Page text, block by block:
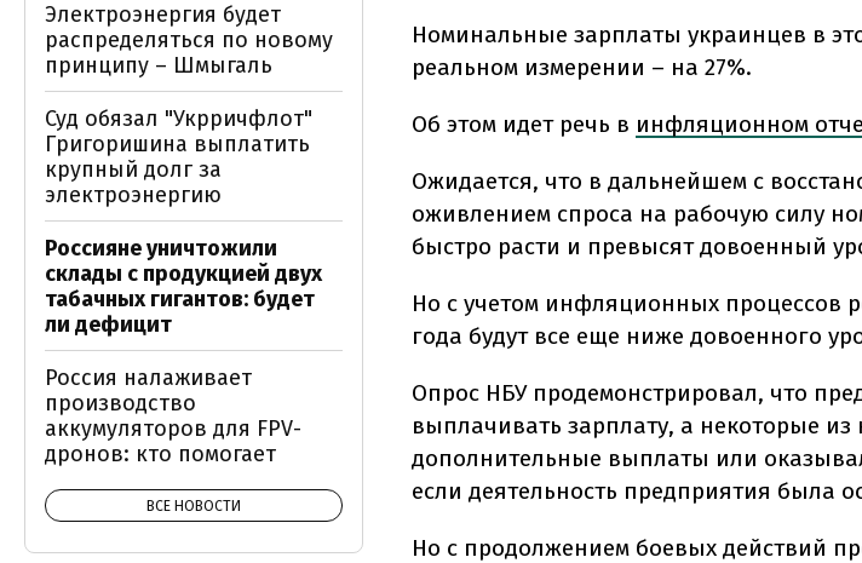
Номинальные зарплаты украинцев в
реальном измерении – на 27%.
Об этом идет речь в инфляционном
Ожидается, что в дальнейшем с
оживлением спроса на рабочую силу
быстро расти и превысят довоенный
Но с учетом инфляционных процессов
года будут все еще ниже довоенного
Опрос НБУ продемонстрировал, что
выплачивать зарплату, а некоторые
дополнительные выплаты или
если деятельность предприятия была
Но с продолжением боевых действий
Электроэнергия будет
распределяться по новому
принципу – Шмыгаль
Суд обязал "Укрричфлот"
Григоришина выплатить
крупный долг за
электроэнергию
Россияне уничтожили
склады с продукцией двух
табачных гигантов: будет
ли дефицит
Россия налаживает
производство
аккумуляторов для FPV-
дронов: кто помогает
ВСЕ НОВОСТИ